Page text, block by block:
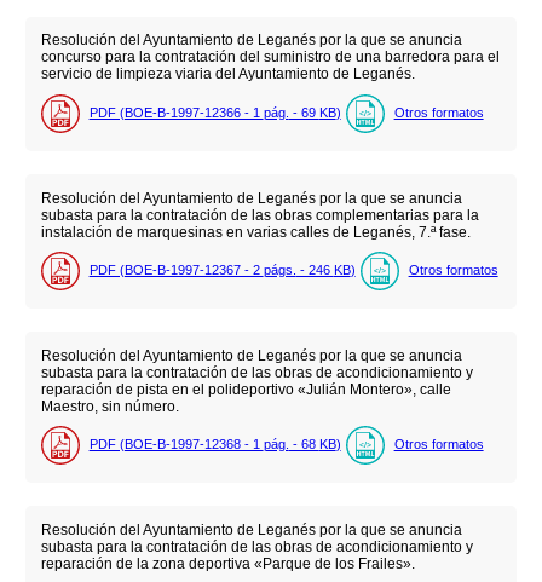
Resolución del Ayuntamiento de Leganés por la que se anuncia
concurso para la contratación del suministro de una barredora para el
servicio de limpieza viaria del Ayuntamiento de Leganés.
PDF (BOE-B-1997-12366 - 1 pág. - 69 KB) Otros formatos
Resolución del Ayuntamiento de Leganés por la que se anuncia
subasta para la contratación de las obras complementarias para la
instalación de marquesinas en varias calles de Leganés, 7.ª fase.
PDF (BOE-B-1997-12367 - 2 págs. - 246 KB) Otros formatos
Resolución del Ayuntamiento de Leganés por la que se anuncia
subasta para la contratación de las obras de acondicionamiento y
reparación de pista en el polideportivo «Julián Montero», calle
Maestro, sin número.
PDF (BOE-B-1997-12368 - 1 pág. - 68 KB) Otros formatos
Resolución del Ayuntamiento de Leganés por la que se anuncia
subasta para la contratación de las obras de acondicionamiento y
reparación de la zona deportiva «Parque de los Frailes».